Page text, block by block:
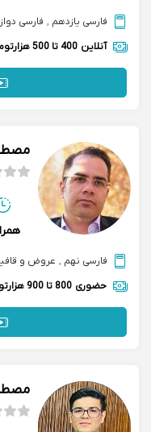
فارسی یازدهم , فارسی
آنلاین 400 تا 500 هزارتومان
فارسی نهم , عروض و
حضوری 800 تا 900 هزارتومان